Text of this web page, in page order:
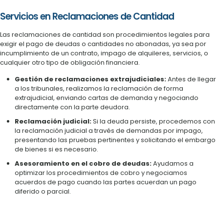
Servicios en Reclamaciones de Cantidad
Las reclamaciones de cantidad son procedimientos legales para
exigir el pago de deudas o cantidades no abonadas, ya sea por
incumplimiento de un contrato, impago de alquileres, servicios, o
cualquier otro tipo de obligación financiera.
Gestión de reclamaciones extrajudiciales:Antes de llegar
a los tribunales, realizamos la reclamación de forma
extrajudicial, enviando cartas de demanda y negociando
directamente con la parte deudora.
Reclamación judicial:Si la deuda persiste, procedemos con
la reclamación judicial a través de demandas por impago,
presentando las pruebas pertinentes y solicitando el embargo
de bienes si es necesario.
Asesoramiento en el cobro de deudas:Ayudamos a
optimizar los procedimientos de cobro y negociamos
acuerdos de pago cuando las partes acuerdan un pago
diferido o parcial.